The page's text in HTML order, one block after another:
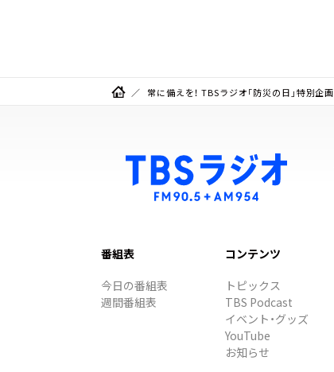
常に備えを！ TBSラジオ「防災の日」特別企画
番組表
今日の番組表
週間番組表
コンテンツ
トピックス
TBS Podcast
イベント・グッズ
YouTube
お知らせ